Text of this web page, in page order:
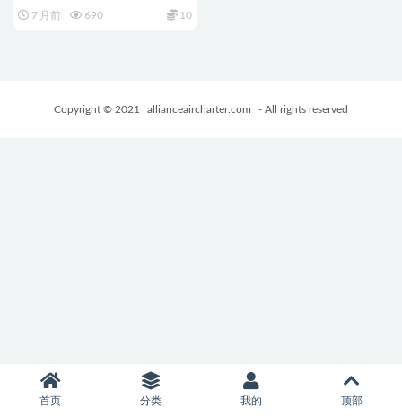
さらを支えたい）Ver1.0.4 072
7 月前 690 10
Copyright © 2021 allianceaircharter.com - All rights reserved
首页 分类 我的 顶部